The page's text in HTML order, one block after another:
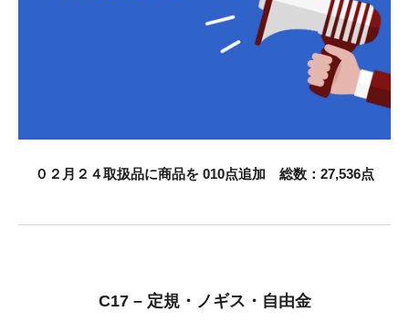
お問い合わせはこちら
０２月２４取扱品に商品を 010点追加 総数：27,536点
C17 – 定規・ノギス・自由金